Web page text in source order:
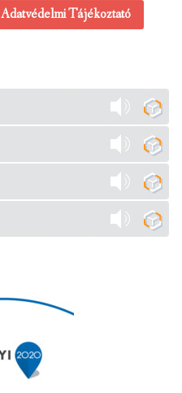
Adatvédelmi Tájékoztató